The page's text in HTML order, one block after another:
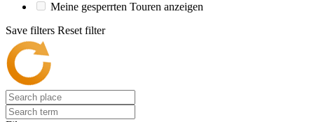
Meine gesperrten Touren anzeigen
Save filters Reset filter